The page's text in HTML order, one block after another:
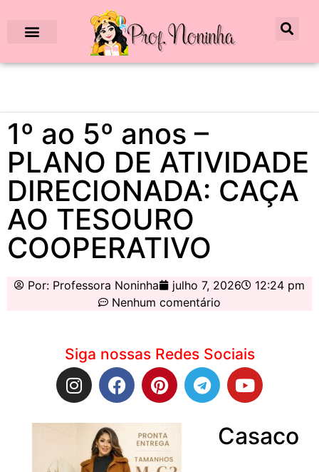
1º ao 5º anos –
PLANO DE ATIVIDADE
DIRECIONADA: CAÇA
AO TESOURO
COOPERATIVO
Por: Professora Noninha julho 7, 2026
12:24 pm
Nenhum comentário
Siga nossas Redes Sociais
Casaco